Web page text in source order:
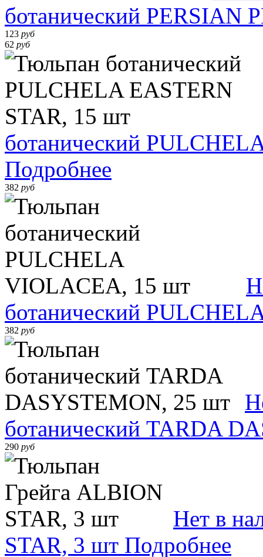
ботанический PERSIAN
123 руб
62 руб
ботанический
Подробнее
382 руб
ботанический
382 руб
ботанический TARDA
290 руб
Нет в
STAR, 3 шт Подробнее